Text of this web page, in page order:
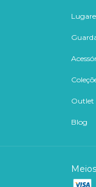
Outlet
Blog